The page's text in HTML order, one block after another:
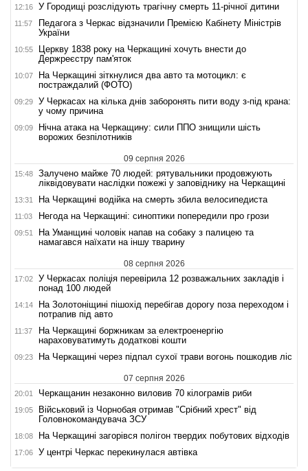
12:16 У Городищі розслідують трагічну смерть 11-річної дитини
11:57
Педагога з Черкас відзначили Премією Кабінету Міністрів
України
10:55
Церкву 1838 року на Черкащині хочуть внести до
Держреєстру пам'яток
10:07
На Черкащині зіткнулися два авто та мотоцикл: є
постраждалий (ФОТО)
09:29
У Черкасах на кілька днів заборонять пити воду з-під крана:
у чому причина
09:09
Нічна атака на Черкащину: сили ППО знищили шість
ворожих безпілотників
09 серпня 2026
15:48
Залучено майже 70 людей: рятувальники продовжують
ліквідовувати наслідки пожежі у заповіднику на Черкащині
13:31 На Черкащині водійка на смерть збила велосипедиста
11:03 Негода на Черкащині: синоптики попередили про грози
09:51
На Уманщині чоловік напав на собаку з палицею та
намагався наїхати на іншу тварину
08 серпня 2026
17:02
У Черкасах поліція перевірила 12 розважальних закладів і
понад 100 людей
14:14
На Золотоніщині пішохід перебігав дорогу поза переходом і
потрапив під авто
11:37
На Черкащині боржникам за електроенергію
нараховуватимуть додаткові кошти
09:23 На Черкащині через підпал сухої трави вогонь пошкодив ліс
07 серпня 2026
20:01 Черкащанин незаконно виловив 70 кілограмів риби
19:05
Військовий із Чорнобая отримав "Срібний хрест" від
Головнокомандувача ЗСУ
18:08 На Черкащині загорівся полігон твердих побутових відходів
17:06 У центрі Черкас перекинулася автівка